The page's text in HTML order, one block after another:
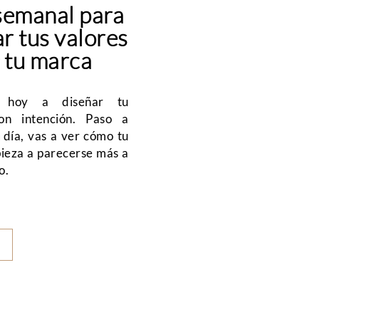
para
tus valores
tu marca
hoy a diseñar tu
intención. Paso a
día, vas a ver cómo tu
a parecerse más a